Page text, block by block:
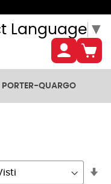
Language ▼
PORTER-QUARGO